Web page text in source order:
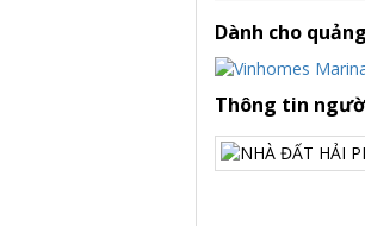
Dành cho
Thông tin